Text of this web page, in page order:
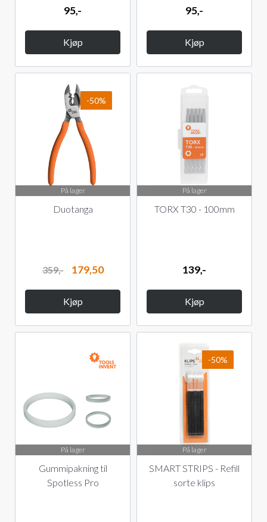
95,-
Kjøp
95,-
Kjøp
-50%
På lager
Duotanga
359,- 179,50
Kjøp
På lager
TORX T30 - 100mm
139,-
Kjøp
På lager
Gummipakning til
Spotless Pro
-50%
På lager
SMART STRIPS - Refill
sorte klips